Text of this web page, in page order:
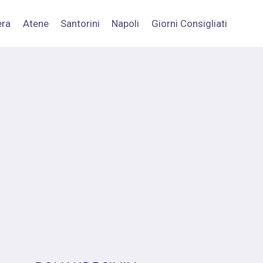
Atene Santorini Napoli Giorni Consigliati